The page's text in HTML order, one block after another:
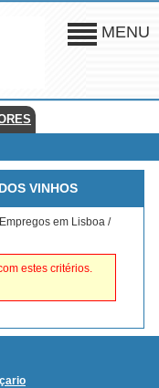
MENU
VINHOS
Empregos em Lisboa /
estes critérios.